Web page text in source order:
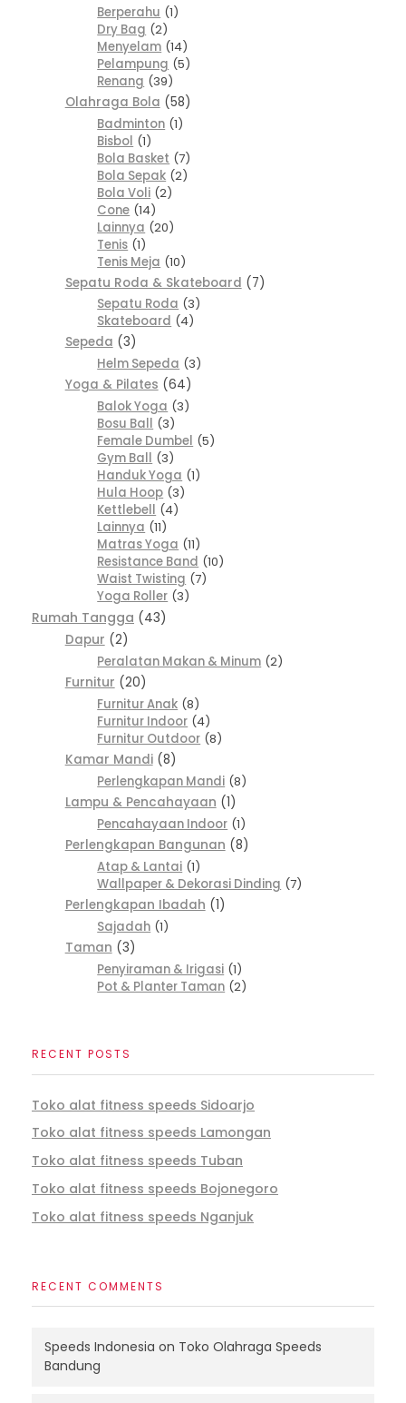
Berperahu 1
Dry Bag 2
Menyelam 14
Pelampung 5
Renang 39
Olahraga Bola
58
Badminton 1
Bisbol 1
Bola Basket 7
Bola Sepak 2
Bola Voli 2
Cone 14
Lainnya 20
Tenis 1
Tenis Meja 10
Sepatu Roda & Skateboard
7
Sepatu Roda 3
Skateboard 4
Sepeda
3
Helm Sepeda 3
Yoga & Pilates
64
Balok Yoga 3
Bosu Ball 3
Female Dumbel 5
Gym Ball 3
Handuk Yoga 1
Hula Hoop 3
Kettlebell 4
Lainnya 11
Matras Yoga 11
Resistance Band 10
Waist Twisting 7
Yoga Roller 3
Rumah Tangga 43
Dapur
2
Peralatan Makan & Minum 2
Furnitur
20
Furnitur Anak 8
Furnitur Indoor 4
Furnitur Outdoor 8
Kamar Mandi 8
Perlengkapan Mandi 8
Lampu & Pencahayaan
1
Pencahayaan Indoor 1
Perlengkapan Bangunan
8
Atap & Lantai 1
Wallpaper & Dekorasi Dinding 7
Perlengkapan Ibadah
1
Sajadah 1
Taman
3
Penyiraman & Irigasi 1
Pot & Planter Taman 2
RECENT POSTS
Toko alat fitness speeds Sidoarjo
Toko alat fitness speeds Lamongan
Toko alat fitness speeds Tuban
Toko alat fitness speeds Bojonegoro
Toko alat fitness speeds Nganjuk
RECENT COMMENTS
Speeds Indonesia on Toko Olahraga Speeds
Bandung